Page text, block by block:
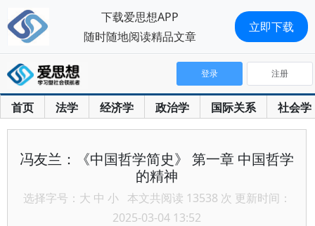
首页 法学 经济学 政治学 国际关系 社会学
登录 注册
冯友兰：《中国哲学简史》 第一章 中国哲学
的精神
选择字号： 大 中 小 本文共阅读 13538 次 更新时间：
2025-03-04 13:52
下载爱思想APP
随时随地阅读精品文章
立即下载